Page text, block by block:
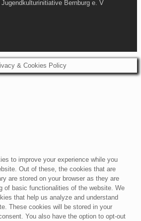
Bernburg e. V
& Cookies Policy
to improve your experience while you
Out of these, the cookies that are
are stored on your browser as they are
of basic functionalities of the website. We
that help us analyze and understand
These cookies will be stored in your
You also have the option to opt-out